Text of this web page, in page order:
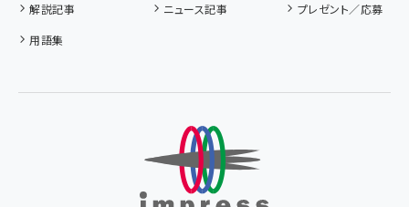
解説記事 ニュース記事
プレゼント／応募
用語集